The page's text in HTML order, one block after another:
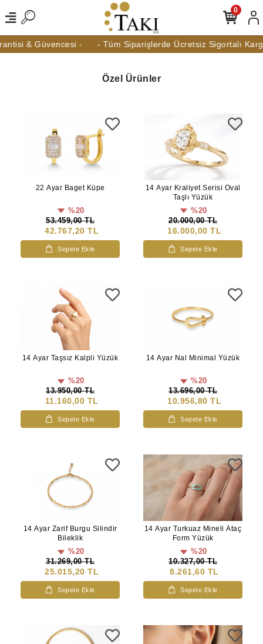
& Güvencesi - - Tüm Siparişlerde Ücretsiz Sigortalı
0
Özel Ürünler
22 Ayar Baget Küpe
%20
53.459,00 TL
42.767,20 TL
Sepete Ekle
14 Ayar Kraliyet Serisi Oval
Taşlı Yüzük
%20
20.000,00 TL
16.000,00 TL
Sepete Ekle
14 Ayar Taşsız Kalpli Yüzük
%20
13.950,00 TL
11.160,00 TL
Sepete Ekle
14 Ayar Nal Minimal Yüzük
%20
13.696,00 TL
10.956,80 TL
Sepete Ekle
14 Ayar Zarif Burgu Silindir
Bileklik
%20
31.269,00 TL
25.015,20 TL
Sepete Ekle
14 Ayar Turkuaz Mineli Ataç
Form Yüzük
%20
10.327,00 TL
8.261,60 TL
Sepete Ekle